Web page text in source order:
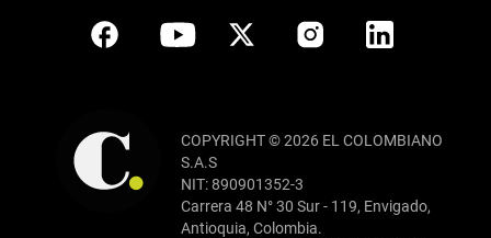
COPYRIGHT © 2026 EL COLOMBIANO
S.A.S
NIT: 890901352-3
Carrera 48 N° 30 Sur - 119, Envigado,
Antioquia, Colombia.